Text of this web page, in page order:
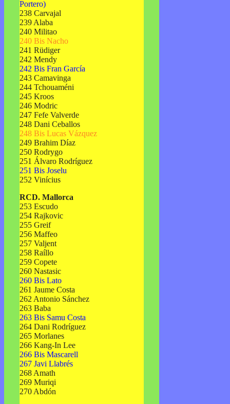
Portero)
238 Carvajal
239 Alaba
240 Militao
240 Bis Nacho
241 Rüdiger
242 Mendy
242 Bis Fran García
243 Camavinga
244 Tchouaméni
245 Kroos
246 Modric
247 Fefe Valverde
248 Dani Ceballos
248 Bis Lucas Vázquez
249 Brahim Díaz
250 Rodrygo
251 Álvaro Rodríguez
251 Bis Joselu
252 Vinícius
RCD. Mallorca
253 Escudo
254 Rajkovic
255 Greif
256 Maffeo
257 Valjent
258 Raíllo
259 Copete
260 Nastasic
260 Bis Lato
261 Jaume Costa
262 Antonio Sánchez
263 Baba
263 Bis Samu Costa
264 Dani Rodríguez
265 Morlanes
266 Kang-In Lee
266 Bis Mascarell
267 Javi Llabrés
268 Amath
269 Muriqi
270 Abdón